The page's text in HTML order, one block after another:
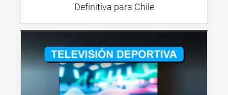
Definitiva para Chile